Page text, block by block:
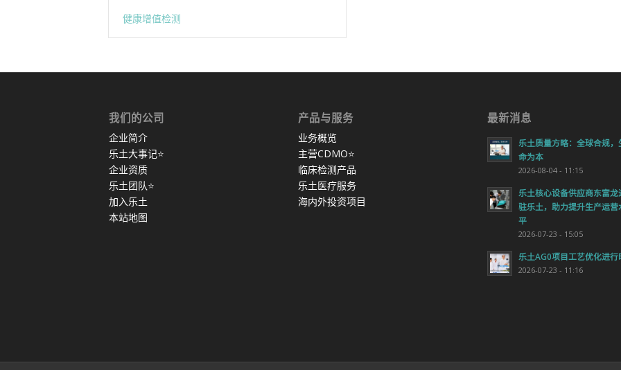
健康增值检测
我们的公司
企业简介
乐土大事记⭐
企业资质
乐土团队⭐
加入乐土
本站地图
产品与服务
业务概览
主营CDMO⭐
临床检测产品
乐土医疗服务
海内外投资项目
最新消息
乐土质量方略：全球合规，
命为本
2026-08-04 - 11:15
乐土核心设备供应商东富龙
驻乐土，助力提升生产运营
平
2026-07-23 - 15:05
乐土AG0项目工艺优化进行
2026-07-23 - 11:16